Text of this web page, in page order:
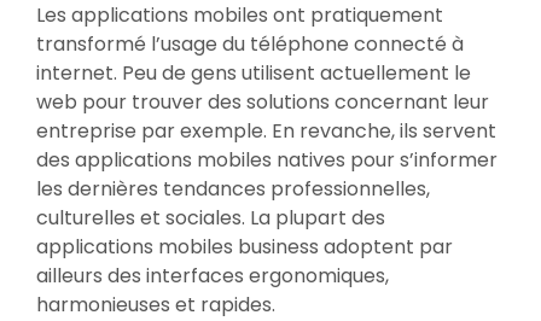
Les applications mobiles ont pratiquement
transformé l’usage du téléphone connecté à
internet. Peu de gens utilisent actuellement le
web pour trouver des solutions concernant leur
entreprise par exemple. En revanche, ils servent
des applications mobiles natives pour s’informer
les dernières tendances professionnelles,
culturelles et sociales. La plupart des
applications mobiles business adoptent par
ailleurs des interfaces ergonomiques,
harmonieuses et rapides.